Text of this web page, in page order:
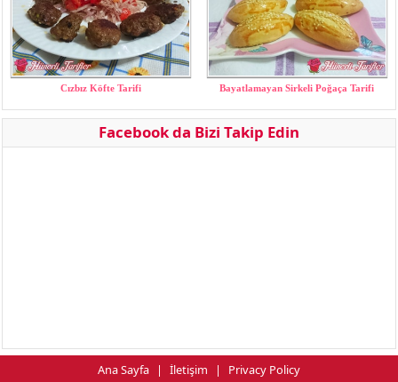
Cızbız Köfte Tarifi Bayatlamayan Sirkeli Poğaça Tarifi
Facebook da Bizi Takip Edin
Ana Sayfa | İletişim | Privacy Policy